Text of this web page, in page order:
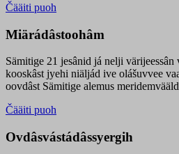
Čääiti puoh
Miärádâstoohâm
Sämitige 21 jesânid já nelji
kooskâst jyehi niäljád ive olášuvvee
oovdâst Sämitige alemus
Čääiti puoh
Ovdâsvástádâssyergih